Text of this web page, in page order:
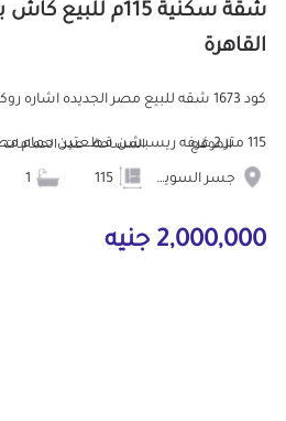
شقة سكنية 115م
القاهرة
كود 1673 شقه للبيع مصر الجديده
115 متر 2 غرفه ريسبشن قطعتين حمام مط... الموقع
جسر السويس
المساحة عدد الحمامات
2,000,000 جنيه